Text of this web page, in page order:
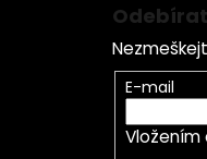
E-mail
Vložením